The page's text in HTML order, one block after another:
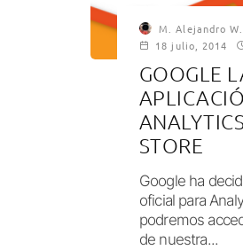
M. Alejandro
18 julio, 2014
GOOGLE
STORE
Google ha
oficial para
podremos
de nuestra...